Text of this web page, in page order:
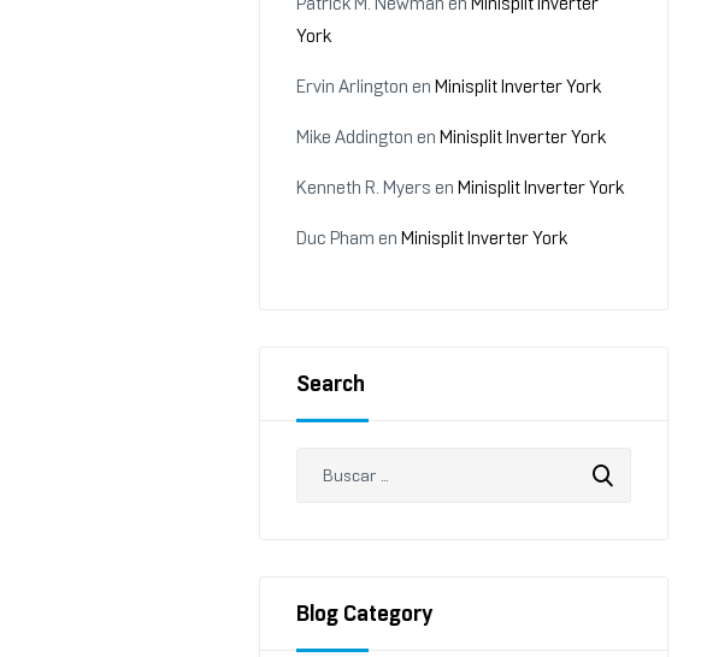
York
Ervin Arlington en Minisplit Inverter York
Mike Addington en Minisplit Inverter York
Kenneth R. Myers en Minisplit Inverter York
Duc Pham en Minisplit Inverter York
Search
Blog Category